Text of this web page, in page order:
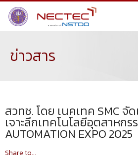
ข่าวสาร
สวทช. โดย เนคเทค SMC จั
เจาะลึกเทคโนโลยีอุตสาหกร
AUTOMATION EXPO 2025
Share to...